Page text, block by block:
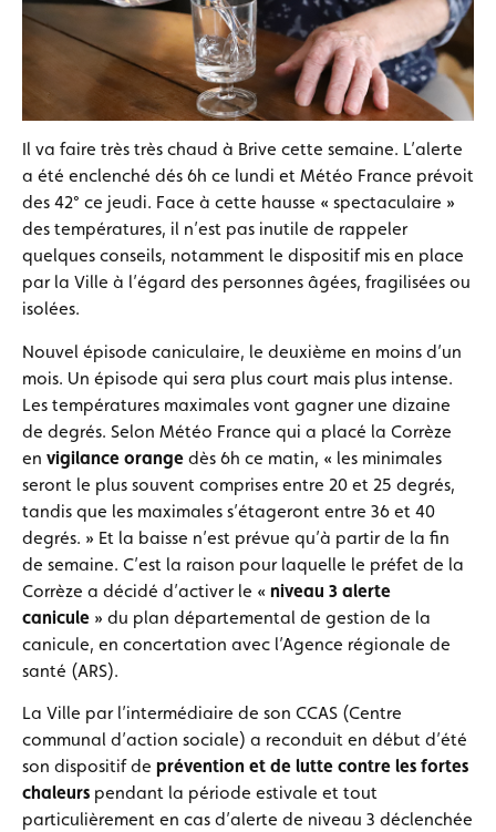
Il va faire très très chaud à Brive cette semaine. L’alerte
a été enclenché dés 6h ce lundi et Météo France prévoit
des 42° ce jeudi. Face à cette hausse « spectaculaire »
des températures, il n’est pas inutile de rappeler
quelques conseils, notamment le dispositif mis en place
par la Ville à l’égard des personnes âgées, fragilisées ou
isolées.
Nouvel épisode caniculaire, le deuxième en moins d’un
mois. Un épisode qui sera plus court mais plus intense.
Les températures maximales vont gagner une dizaine
de degrés. Selon Météo France qui a placé la Corrèze
en vigilance orange dès 6h ce matin, « les minimales
seront le plus souvent comprises entre 20 et 25 degrés,
tandis que les maximales s’étageront entre 36 et 40
degrés. » Et la baisse n’est prévue qu’à partir de la fin
de semaine. C’est la raison pour laquelle le préfet de la
Corrèze a décidé d’activer le « niveau 3 alerte
canicule » du plan départemental de gestion de la
canicule, en concertation avec l’Agence régionale de
santé (ARS).
La Ville par l’intermédiaire de son CCAS (Centre
communal d’action sociale) a reconduit en début d’été
son dispositif de prévention et de lutte contre les fortes
chaleurs pendant la période estivale et tout
particulièrement en cas d’alerte de niveau 3 déclenchée